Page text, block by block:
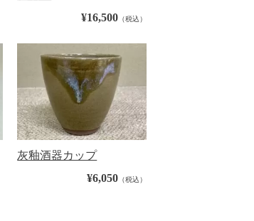
¥16,500（税込）
灰釉酒器カップ
¥6,050（税込）